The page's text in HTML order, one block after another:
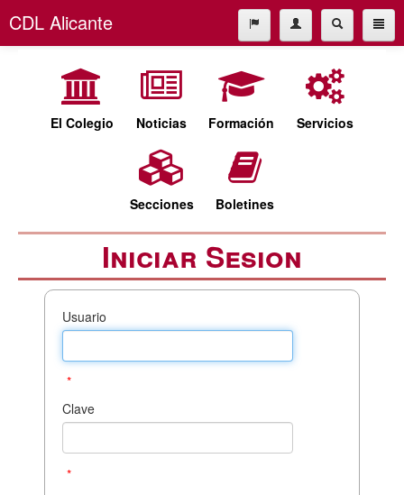
CDL Alicante
Formación
cdl@cdlalicante.org
El Colegio Noticias Formación Servicios
Secciones Boletines
Iniciar Sesion
Usuario
*
Clave
*